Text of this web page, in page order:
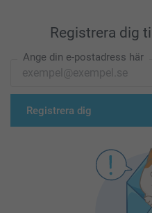
Registrera dig
Ange din e-postadress här
Registrera dig